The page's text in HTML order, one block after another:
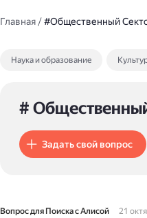
Главная/#Общественный
Наука и образование
#
Задать свой вопрос
Вопрос для Поиска с Алисой
21